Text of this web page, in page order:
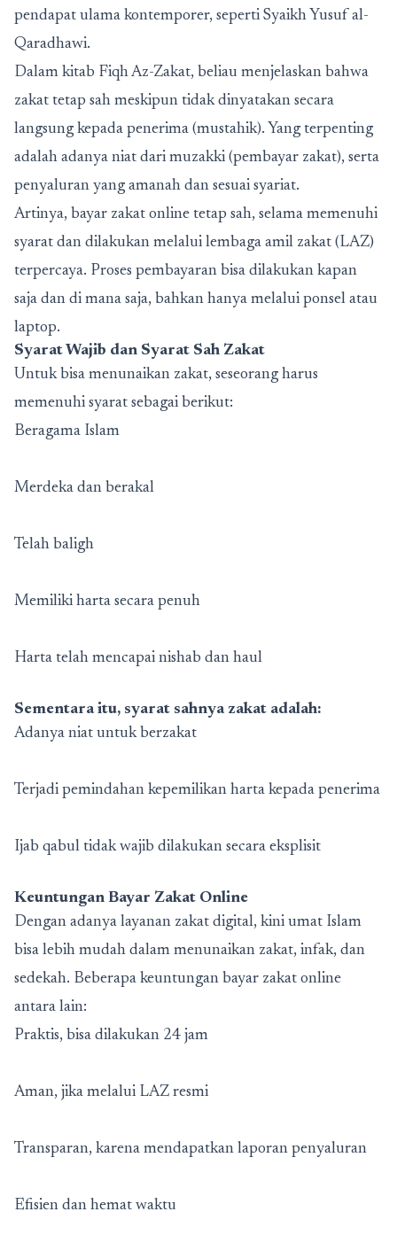
pendapat ulama kontemporer, seperti Syaikh Yusuf al-
Qaradhawi.
Dalam kitab Fiqh Az-Zakat, beliau menjelaskan bahwa
zakat tetap sah meskipun tidak dinyatakan secara
langsung kepada penerima (mustahik). Yang terpenting
adalah adanya niat dari muzakki (pembayar zakat), serta
penyaluran yang amanah dan sesuai syariat.
Artinya, bayar zakat online tetap sah, selama memenuhi
syarat dan dilakukan melalui lembaga amil zakat (LAZ)
terpercaya. Proses pembayaran bisa dilakukan kapan
saja dan di mana saja, bahkan hanya melalui ponsel atau
laptop.
Syarat Wajib dan Syarat Sah Zakat
Untuk bisa menunaikan zakat, seseorang harus
memenuhi syarat sebagai berikut:
Beragama Islam
Merdeka dan berakal
Telah baligh
Memiliki harta secara penuh
Harta telah mencapai nishab dan haul
Sementara itu, syarat sahnya zakat adalah:
Adanya niat untuk berzakat
Terjadi pemindahan kepemilikan harta kepada penerima
Ijab qabul tidak wajib dilakukan secara eksplisit
Keuntungan Bayar Zakat Online
Dengan adanya layanan zakat digital, kini umat Islam
bisa lebih mudah dalam menunaikan zakat, infak, dan
sedekah. Beberapa keuntungan bayar zakat online
antara lain:
Praktis, bisa dilakukan 24 jam
Aman, jika melalui LAZ resmi
Transparan, karena mendapatkan laporan penyaluran
Efisien dan hemat waktu